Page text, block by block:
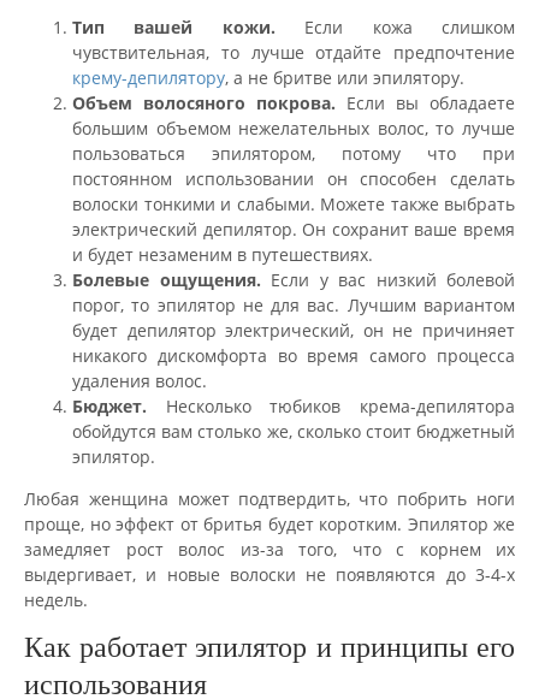
Тип вашей кожи. Если кожа слишком
чувствительная, то лучше отдайте предпочтение
крему-депилятору, а не бритве или эпилятору.
Объем волосяного покрова. Если вы обладаете
большим объемом нежелательных волос, то лучше
пользоваться эпилятором, потому что при
постоянном использовании он способен сделать
волоски тонкими и слабыми. Можете также выбрать
электрический депилятор. Он сохранит ваше время
и будет незаменим в путешествиях.
Болевые ощущения. Если у вас низкий болевой
порог, то эпилятор не для вас. Лучшим вариантом
будет депилятор электрический, он не причиняет
никакого дискомфорта во время самого процесса
удаления волос.
Бюджет. Несколько тюбиков крема-депилятора
обойдутся вам столько же, сколько стоит бюджетный
эпилятор.
Любая женщина может подтвердить, что побрить ноги
проще, но эффект от бритья будет коротким. Эпилятор же
замедляет рост волос из-за того, что с корнем их
выдергивает, и новые волоски не появляются до 3-4-х
недель.
Как работает эпилятор и принципы его
использования